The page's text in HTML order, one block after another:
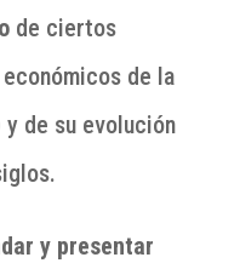
de ciertos
de la
y de su evolución
y presentar